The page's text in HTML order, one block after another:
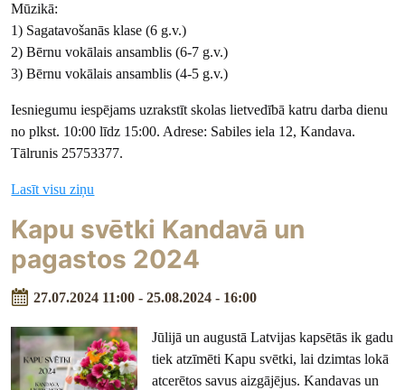
Mūzikā:
1) Sagatavošanās klase (6 g.v.)
2) Bērnu vokālais ansamblis (6-7 g.v.)
3) Bērnu vokālais ansamblis (4-5 g.v.)
Iesniegumu iespējams uzrakstīt skolas lietvedībā katru darba dienu
no plkst. 10:00 līdz 15:00. Adrese: Sabiles iela 12, Kandava.
Tālrunis 25753377.
Lasīt visu ziņu
Kapu svētki Kandavā un
pagastos 2024
27.07.2024 11:00 - 25.08.2024 - 16:00
Jūlijā un augustā Latvijas kapsētās ik gadu
tiek atzīmēti Kapu svētki, lai dzimtas lokā
atcerētos savus aizgājējus. Kandavas un